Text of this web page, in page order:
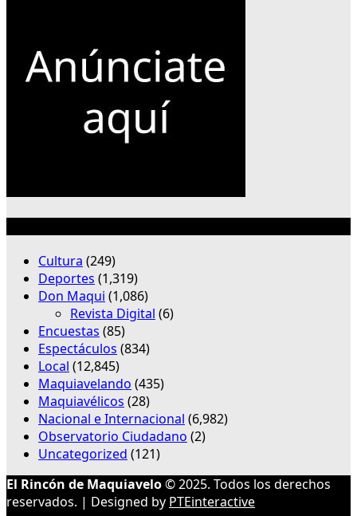
Cultura (249)
Deportes (1,319)
Don Maqui (1,086)
Revista Digital (6)
Encuestas (85)
Espectáculos (834)
Local (12,845)
Maquiavelando (435)
Maquiavélicos (28)
Nacional e Internacional (6,982)
Observatorio Ciudadano (2)
Uncategorized (121)
El Rincón de Maquiavelo© 2025. Todos los derechos
reservados. | Designed by PTEinteractive